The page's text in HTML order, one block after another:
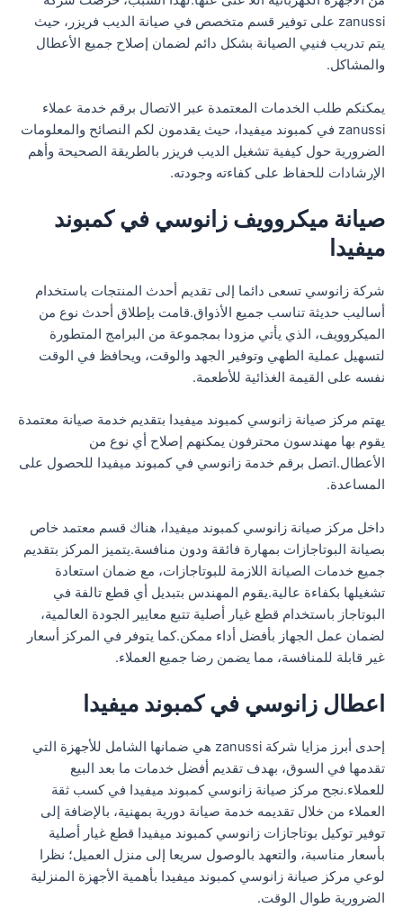
zanussi على توفير قسم متخصص في صيانة الديب فريزر، حيث
يتم تدريب فنيي الصيانة بشكل دائم لضمان إصلاح جميع الأعطال
والمشاكل.
يمكنكم طلب الخدمات المعتمدة عبر الاتصال برقم خدمة عملاء
zanussi في كمبوند ميفيدا، حيث يقدمون لكم النصائح والمعلومات
الضرورية حول كيفية تشغيل الديب فريزر بالطريقة الصحيحة وأهم
الإرشادات للحفاظ على كفاءته وجودته.
صيانة ميكروويف زانوسي في كمبوند
ميفيدا
شركة زانوسي تسعى دائما إلى تقديم أحدث المنتجات باستخدام
أساليب حديثة تناسب جميع الأذواق.قامت بإطلاق أحدث نوع من
الميكروويف، الذي يأتي مزودا بمجموعة من البرامج المتطورة
لتسهيل عملية الطهي وتوفير الجهد والوقت، ويحافظ في الوقت
نفسه على القيمة الغذائية للأطعمة.
يهتم مركز صيانة زانوسي كمبوند ميفيدا بتقديم خدمة صيانة معتمدة
يقوم بها مهندسون محترفون يمكنهم إصلاح أي نوع من
الأعطال.اتصل برقم خدمة زانوسي في كمبوند ميفيدا للحصول على
المساعدة.
داخل مركز صيانة زانوسي كمبوند ميفيدا، هناك قسم معتمد خاص
بصيانة البوتاجازات بمهارة فائقة ودون منافسة.يتميز المركز بتقديم
جميع خدمات الصيانة اللازمة للبوتاجازات، مع ضمان استعادة
تشغيلها بكفاءة عالية.يقوم المهندس بتبديل أي قطع تالفة في
البوتاجاز باستخدام قطع غيار أصلية تتبع معايير الجودة العالمية،
لضمان عمل الجهاز بأفضل أداء ممكن.كما يتوفر في المركز أسعار
غير قابلة للمنافسة، مما يضمن رضا جميع العملاء.
اعطال زانوسي في كمبوند ميفيدا
إحدى أبرز مزايا شركة zanussi هي ضمانها الشامل للأجهزة التي
تقدمها في السوق، بهدف تقديم أفضل خدمات ما بعد البيع
للعملاء.نجح مركز صيانة زانوسي كمبوند ميفيدا في كسب ثقة
العملاء من خلال تقديمه خدمة صيانة دورية بمهنية، بالإضافة إلى
توفير توكيل بوتاجازات زانوسي كمبوند ميفيدا قطع غيار أصلية
بأسعار مناسبة، والتعهد بالوصول سريعا إلى منزل العميل؛ نظرا
لوعي مركز صيانة زانوسي كمبوند ميفيدا بأهمية الأجهزة المنزلية
الضرورية طوال الوقت.